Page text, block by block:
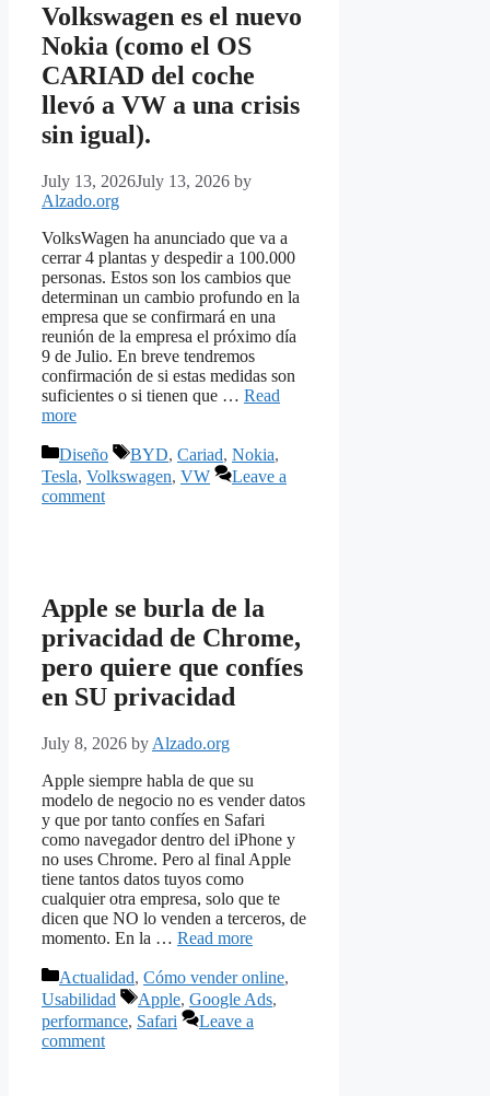
Volkswagen es el nuevo
Nokia (como el OS
CARIAD del coche
llevó a VW a una crisis
sin igual).
July 13, 2026July 13, 2026 by
Alzado.org
VolksWagen ha anunciado que va a
cerrar 4 plantas y despedir a 100.000
personas. Estos son los cambios que
determinan un cambio profundo en la
empresa que se confirmará en una
reunión de la empresa el próximo día
9 de Julio. En breve tendremos
confirmación de si estas medidas son
suficientes o si tienen que … Read
more
Categories
Diseño Tags
BYD, Cariad, Nokia,
Tesla, Volkswagen, VW
Leave a
comment
Apple se burla de la
privacidad de Chrome,
pero quiere que confíes
en SU privacidad
July 8, 2026 by Alzado.org
Apple siempre habla de que su
modelo de negocio no es vender datos
y que por tanto confíes en Safari
como navegador dentro del iPhone y
no uses Chrome. Pero al final Apple
tiene tantos datos tuyos como
cualquier otra empresa, solo que te
dicen que NO lo venden a terceros, de
momento. En la … Read more
Categories
Actualidad, Cómo vender online,
Usabilidad
Tags
Apple, Google Ads,
performance, Safari
Leave a
comment